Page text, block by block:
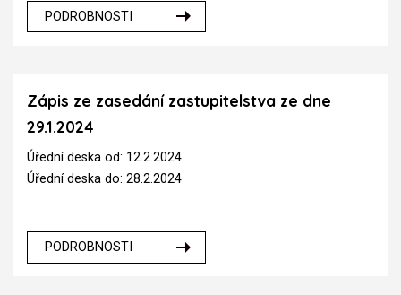
PODROBNOSTI
Zápis ze zasedání zastupitelstva ze dne
29.1.2024
Úřední deska od: 12.2.2024
Úřední deska do: 28.2.2024
PODROBNOSTI